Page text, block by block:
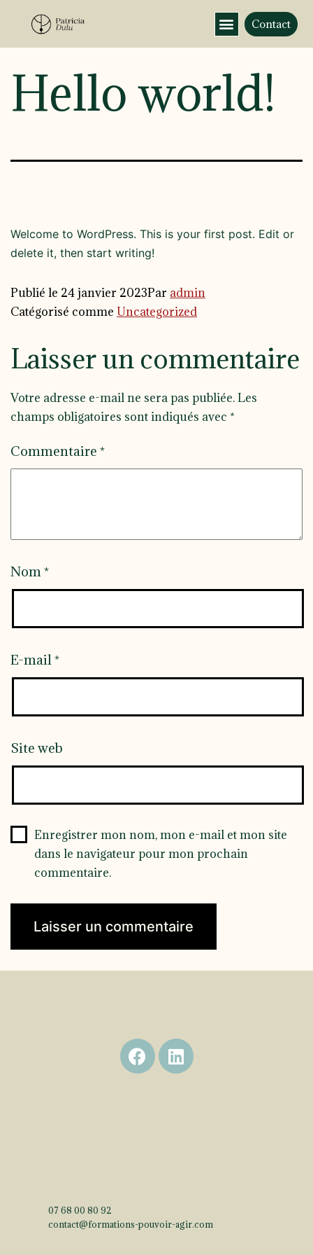
Contact
Hello world!
Welcome to WordPress. This is your first post. Edit or
delete it, then start writing!
Publié le 24 janvier 2023Par admin
Catégorisé comme Uncategorized
Laisser un commentaire
Votre adresse e-mail ne sera pas publiée.Les
champs obligatoires sont indiqués avec *
Commentaire *
Nom*
E-mail*
Site web
Enregistrer mon nom, mon e-mail et mon site
dans le navigateur pour mon prochain
commentaire.
07 68 00 80 92
contact@formations-pouvoir-agir.com